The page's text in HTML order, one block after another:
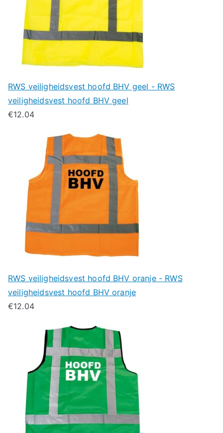
RWS veiligheidsvest hoofd BHV geel - RWS
veiligheidsvest hoofd BHV geel
€12.04
RWS veiligheidsvest hoofd BHV oranje - RWS
veiligheidsvest hoofd BHV oranje
€12.04